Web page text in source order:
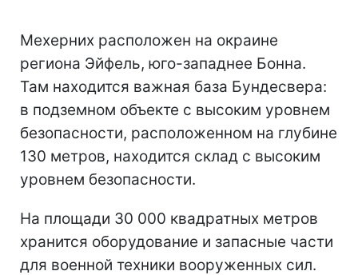
Мехерних расположен на окраине
региона Эйфель, юго-западнее Бонна.
Там находится важная база Бундесвера:
в подземном объекте с высоким уровнем
безопасности, расположенном на глубине
130 метров, находится склад с высоким
уровнем безопасности.
На площади 30 000 квадратных метров
хранится оборудование и запасные части
для военной техники вооруженных сил.